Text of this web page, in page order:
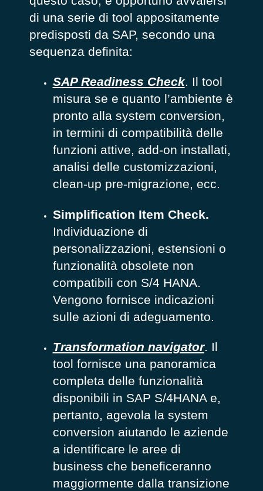
di una serie di tool appositamente
predisposti da SAP, secondo una
sequenza definita:
SAP Readiness Check. Il tool
misura se e quanto l’ambiente è
pronto alla system conversion,
in termini di compatibilità delle
funzioni attive, add-on installati,
analisi delle customizzazioni,
clean-up pre-migrazione, ecc.
Simplification Item Check.
Individuazione di
personalizzazioni, estensioni o
funzionalità obsolete non
compatibili con S/4 HANA.
Vengono fornisce indicazioni
sulle azioni di adeguamento.
Transformation navigator. Il
tool fornisce una panoramica
completa delle funzionalità
disponibili in SAP S/4HANA e,
pertanto, agevola la system
conversion aiutando le aziende
a identificare le aree di
business che beneficeranno
maggiormente dalla transizione